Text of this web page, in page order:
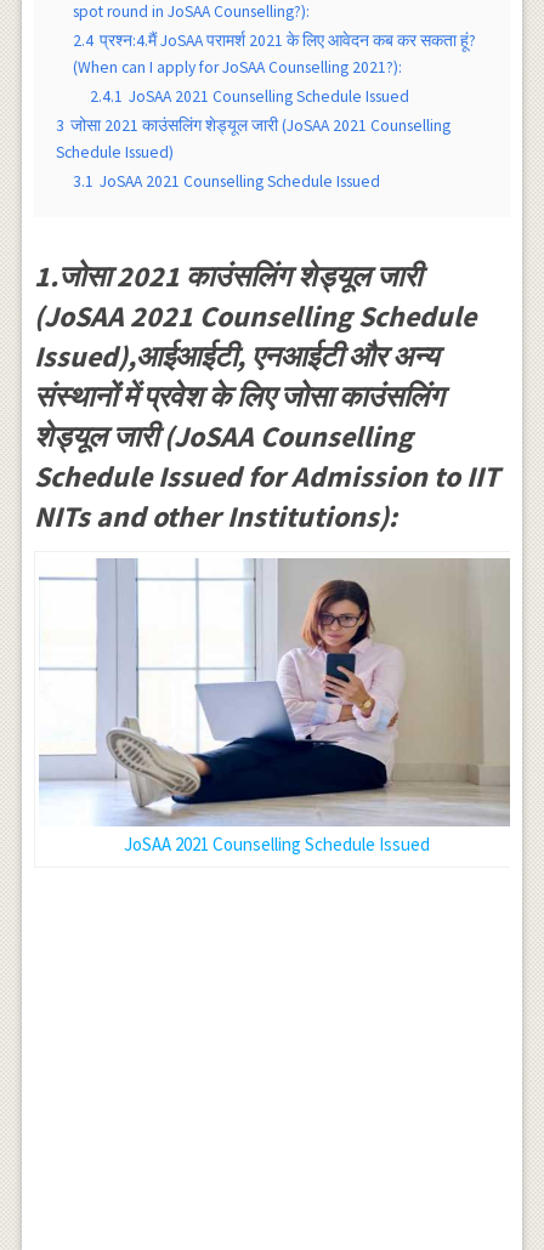
spot round in JoSAA Counselling?):
2.4 प्रश्न:4.मैं JoSAA परामर्श 2021 के लिए आवेदन कब कर सकता हूं?
(When can I apply for JoSAA Counselling 2021?):
2.4.1 JoSAA 2021 Counselling Schedule Issued
3 जोसा 2021 काउंसलिंग शेड्यूल जारी (JoSAA 2021 Counselling
Schedule Issued)
3.1 JoSAA 2021 Counselling Schedule Issued
1.जोसा 2021 काउंसलिंग शेड्यूल जारी
(JoSAA 2021 Counselling Schedule
Issued),आईआईटी, एनआईटी और अन्य
संस्थानों में प्रवेश के लिए जोसा काउंसलिंग
शेड्यूल जारी (JoSAA Counselling
Schedule Issued for Admission to IIT
NITs and other Institutions):
JoSAA 2021 Counselling Schedule Issued